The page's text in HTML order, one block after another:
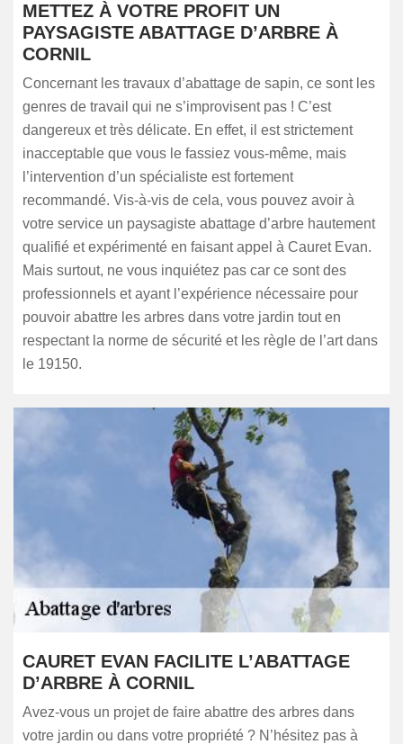
METTEZ À VOTRE PROFIT UN
PAYSAGISTE ABATTAGE D’ARBRE À
CORNIL
Concernant les travaux d’abattage de sapin, ce sont les
genres de travail qui ne s’improvisent pas ! C’est
dangereux et très délicate. En effet, il est strictement
inacceptable que vous le fassiez vous-même, mais
l’intervention d’un spécialiste est fortement
recommandé. Vis-à-vis de cela, vous pouvez avoir à
votre service un paysagiste abattage d’arbre hautement
qualifié et expérimenté en faisant appel à Cauret Evan.
Mais surtout, ne vous inquiétez pas car ce sont des
professionnels et ayant l’expérience nécessaire pour
pouvoir abattre les arbres dans votre jardin tout en
respectant la norme de sécurité et les règle de l’art dans
le 19150.
CAURET EVAN FACILITE L’ABATTAGE
D’ARBRE À CORNIL
Avez-vous un projet de faire abattre des arbres dans
votre jardin ou dans votre propriété ? N’hésitez pas à